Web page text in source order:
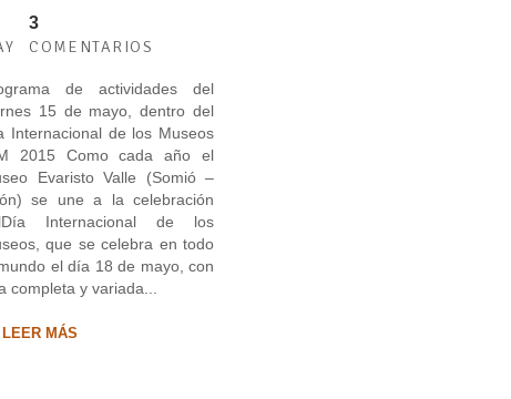
3
COMENTARIOS
de actividades del
15 de mayo, dentro del
Internacional de los Museos
2015 Como cada año el
Evaristo Valle (Somió –
se une a la celebración
Internacional de los
que se celebra en todo
el día 18 de mayo, con
completa y variada...
LEER MÁS